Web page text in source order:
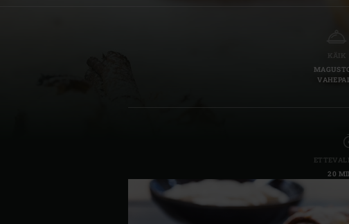
France | France
Hungary | Magyarország
20